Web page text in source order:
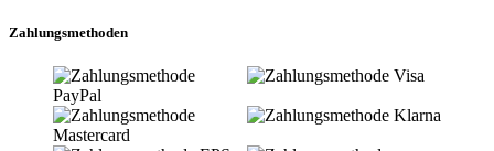
Zahlungsmethoden